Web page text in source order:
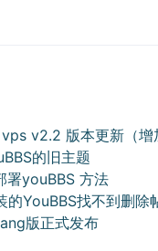
v2.2 版本更新（增
的旧主题
署youBBS 方法
的YouBBS找不到删除
版正式发布